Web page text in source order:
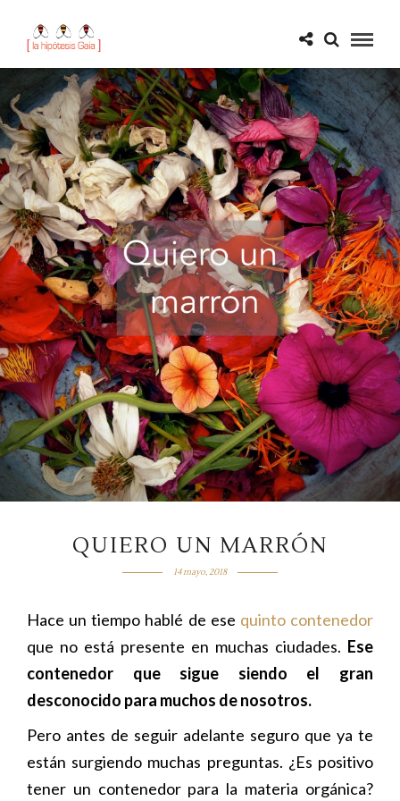
QUIERO UN MARRÓN
14 mayo, 2018
Hace un tiempo hablé de ese quinto contenedor
que no está presente en muchas ciudades. Ese
contenedor que sigue siendo el gran
desconocido para muchos de nosotros.
Pero antes de seguir adelante seguro que ya te
están surgiendo muchas preguntas. ¿Es positivo
tener un contenedor para la materia orgánica?